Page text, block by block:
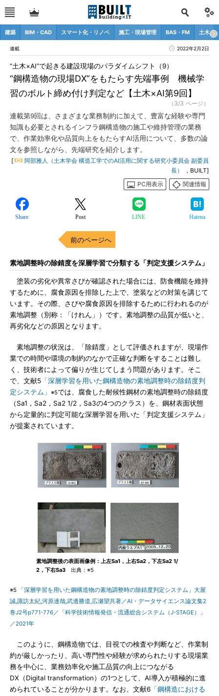
建築 BIM・CAD スマート化・リノベ 施工・現場管理 BAS・FM 土木
連載 2022年2月2日
“鋼構造物の現場DX”をもたらす先端事例 機械学
習のボルト締め付け判定など【土木×AI第9回】
“土木×AI”で起きる建設現場のパラダイムシフト（9）
（3/3 ページ）
連載第9回は、さまざまな業務制約に加えて、豊富な経験や専門
知識も必要とされるインフラ鋼構造物の施工や維持管理の業務
で、作業効率化や品質向上をもたらすAI活用について、多数の論
文を参照しながら、先端研究を紹介します。
[
阿部雅人（土木学会 構造工学でのAI活用に関する研究小委員会 副委員
長）
，BUILT]
PC用表示
関連情報
Share Post LINE Hatena
前のページへ
素地調整時の除錆度を深層学習で分類する「判定支援システム」
塗装の劣化や異常さびが確認された場合には、防食機能を維持
するために、腐食原因を排除した上で、塗装などの対策を講じて
います。その際、さびや腐食原因を排除するために行われるのが
素地調整（別称：「けれん」）です。素地調整の品質が低いと、
再劣化などの原因となります。
素地調整の状況は、「除錆度」として評価されますが、現場作
業での時間や環境の制約のなかで正確な判断をすることは難し
く、技術者によって偏りが生じてしまう問題があります。そこ
で、文献5 「深層学習を用いた鋼構造物の素地調整時の除錆度判
定システム」 ※5では、腐食した耐候性鋼材の素地調整時の除錆度
（Sa1，Sa2，Sa2 1/2，Sa3の4つのクラス）を、鋼材表面状態
から定量的に判定可能な深層学習を用いた「判定支援システム」
が提案されています。
素地調整後の表面画像例：上左Sa1，上右Sa2，下左Sa2 1/
2，下右Sa3 出典：※5
※5
「深層学習を用いた鋼構造物の素地調整時の除錆度判定システム」大屋
誠,諏訪太紀,河原達哉,武邊勝道,広瀬望共著／AI・データサイエンス論文集2
巻J2号p771-776／「科学技術情報発信・流通総合システム（J-STAGE）」
／2021年
このように、鋼構造物では、目視での検査や判断など、作業制
約が厳しかったり、高い専門性や経験が求められたりする現場業
務を中心に、業務効率化や施工品質の向上につながる
DX（Digital transformation）の1つとして、AI導入が積極的に進
められていることが分かります。なお、文献6 「鋼構造における